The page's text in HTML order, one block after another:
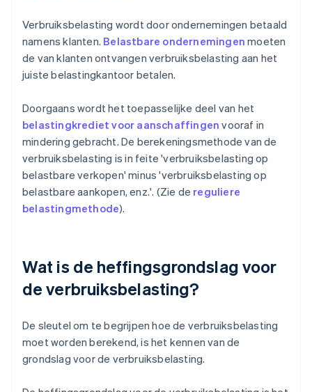
Verbruiksbelasting wordt door ondernemingen betaald
namens klanten. Belastbare ondernemingen moeten
de van klanten ontvangen verbruiksbelasting aan het
juiste belastingkantoor betalen.
Doorgaans wordt het toepasselijke deel van het
belastingkrediet voor aanschaffingen vooraf in
mindering gebracht. De berekeningsmethode van de
verbruiksbelasting is in feite 'verbruiksbelasting op
belastbare verkopen' minus 'verbruiksbelasting op
belastbare aankopen, enz.'. (Zie de reguliere
belastingmethode).
Wat is de heffingsgrondslag voor
de verbruiksbelasting?
De sleutel om te begrijpen hoe de verbruiksbelasting
moet worden berekend, is het kennen van de
grondslag voor de verbruiksbelasting.